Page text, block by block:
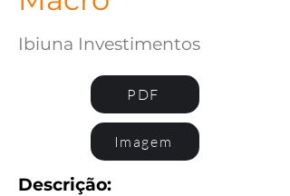
Ibiuna Investimentos
PDF
Imagem
Descrição: